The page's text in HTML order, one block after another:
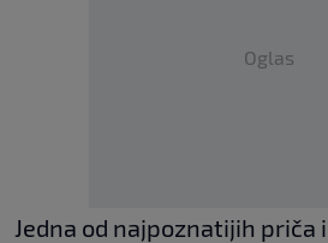
Oglas
Jedna od najpoznatijih priča